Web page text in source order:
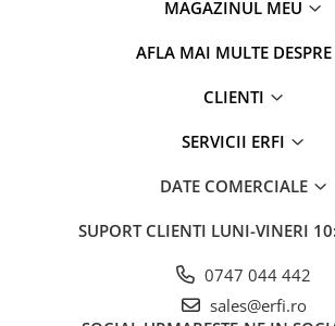
MAGAZINUL MEU
AFLA MAI MULTE DESPRE
CLIENTI
SERVICII ERFI
DATE COMERCIALE
SUPORT CLIENTI LUNI-VINERI
0747 044 442
sales@erfi.ro